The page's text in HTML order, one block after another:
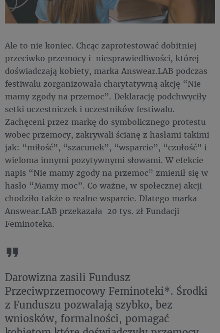
Ale to nie koniec. Chcąc zaprotestować dobitniej
przeciwko przemocy i niesprawiedliwości, której
doświadczają kobiety, marka Answear.LAB podczas
festiwalu zorganizowała charytatywną akcję “Nie
mamy zgody na przemoc”. Deklarację podchwyciły
setki uczestniczek i uczestników festiwalu.
Zachęceni przez markę do symbolicznego protestu
wobec przemocy, zakrywali ścianę z hasłami takimi
jak: “miłość”, “szacunek”, “wsparcie”, “czułość” i
wieloma innymi pozytywnymi słowami. W efekcie
napis “Nie mamy zgody na przemoc” zmienił się w
hasło “Mamy moc”. Co ważne, w społecznej akcji
chodziło także o realne wsparcie. Dlatego marka
Answear.LAB przekazała 20 tys. zł Fundacji
Feminoteka.
Darowizna zasili Fundusz
Przeciwprzemocowy Feminoteki*. Środki
z Funduszu pozwalają szybko, bez
wniosków, formalności, pomagać